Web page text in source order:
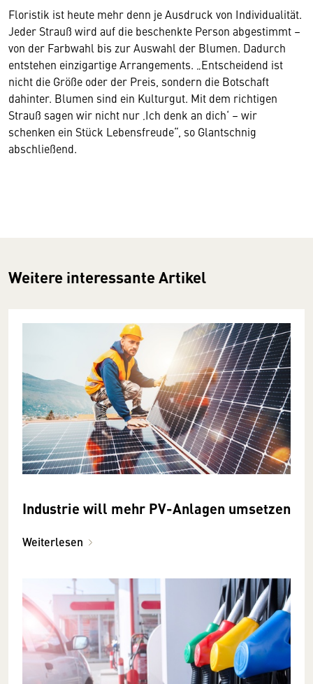
Floristik ist heute mehr denn je Ausdruck von Individualität.
Jeder Strauß wird auf die beschenkte Person abgestimmt –
von der Farbwahl bis zur Auswahl der Blumen. Dadurch
entstehen einzigartige Arrangements. „Entscheidend ist
nicht die Größe oder der Preis, sondern die Botschaft
dahinter. Blumen sind ein Kulturgut. Mit dem richtigen
Strauß sagen wir nicht nur ‚Ich denk an dich‘ – wir
schenken ein Stück Lebensfreude“, so Glantschnig
abschließend.
Weitere interessante Artikel
Industrie will mehr PV-Anlagen umsetzen
Weiterlesen